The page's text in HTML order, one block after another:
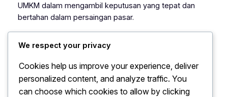
UMKM dalam mengambil keputusan yang tepat dan
bertahan dalam persaingan pasar.
Irmawati Susilanti
efisiensi usaha
Inovasi Digital , peluang bisnis
teknologi pertanian
UMKM pertanian
We respect your privacy
Cookies help us improve your experience, deliver
personalized content, and analyze traffic. You
can choose which cookies to allow by clicking